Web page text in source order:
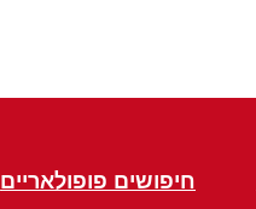
חיפושים פופולאריים